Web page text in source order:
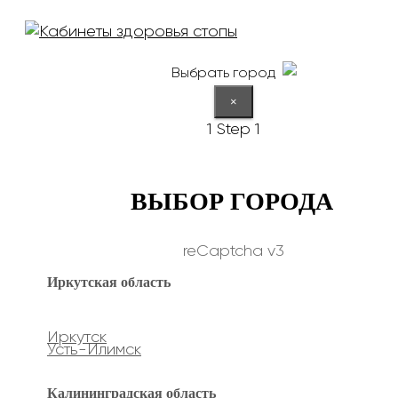
Выбрать город
×
1 Step 1
ВЫБОР ГОРОДА
reCaptcha v3
Иркутская область
Иркутск
Усть-Илимск
Калининградская область